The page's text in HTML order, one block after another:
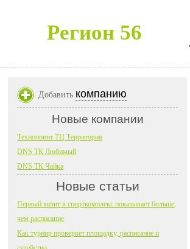
Регион 56
Добавить компанию
Новые компании
Технопоинт ТЦ Территория
DNS ТК Любимый
DNS ТК Чайка
Новые статьи
Первый визит в спорткомплекс показывает больше,
чем расписание
Как турнир проверяет площадку, расписание и